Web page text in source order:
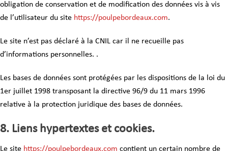
obligation de conservation et de modification des données vis à vis
de l’utilisateur du site https://poulpebordeaux.com.
Le site n’est pas déclaré à la CNIL car il ne recueille pas
d’informations personnelles. .
Les bases de données sont protégées par les dispositions de la loi du
1er juillet 1998 transposant la directive 96/9 du 11 mars 1996
relative à la protection juridique des bases de données.
8. Liens hypertextes et cookies.
Le site https://poulpebordeaux.com contient un certain nombre de